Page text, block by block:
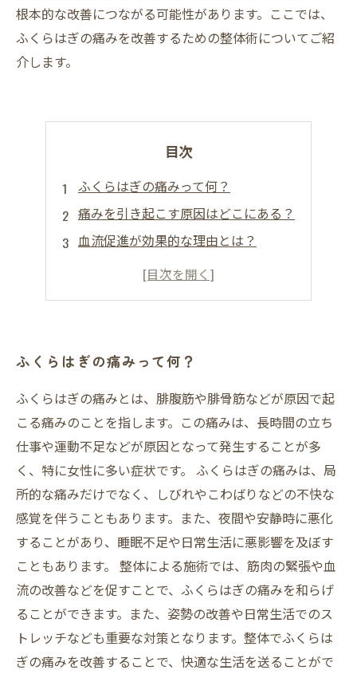
根本的な改善につながる可能性があります。ここでは、
ふくらはぎの痛みを改善するための整体術についてご紹
介します。
目次
ふくらはぎの痛みって何？
痛みを引き起こす原因はどこにある？
血流促進が効果的な理由とは？
整体術で根本的な改善を目指そう
ふくらはぎの痛みって何？
ふくらはぎの痛みとは、腓腹筋や腓骨筋などが原因で起
こる痛みのことを指します。この痛みは、長時間の立ち
仕事や運動不足などが原因となって発生することが多
く、特に女性に多い症状です。 ふくらはぎの痛みは、局
所的な痛みだけでなく、しびれやこわばりなどの不快な
感覚を伴うこともあります。また、夜間や安静時に悪化
することがあり、睡眠不足や日常生活に悪影響を及ぼす
こともあります。 整体による施術では、筋肉の緊張や血
流の改善などを促すことで、ふくらはぎの痛みを和らげ
ることができます。また、姿勢の改善や日常生活でのス
トレッチなども重要な対策となります。整体でふくらは
ぎの痛みを改善することで、快適な生活を送ることがで